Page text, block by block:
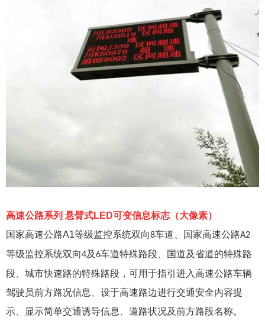
高速公路系列 悬臂式LED可变信息标志（大像素）
国家高速公路A1等级监控系统双向8车道、国家高速公路A2
等级监控系统双向4及6车道特殊路段、国道及省道的特殊路
段、城市快速路的特殊路段，可用于指引进入高速公路车辆
驾驶员前方路况信息、设于高速路边进行交通安全内容提
示、显示简单交通诱导信息、道路状况及前方路段名称。